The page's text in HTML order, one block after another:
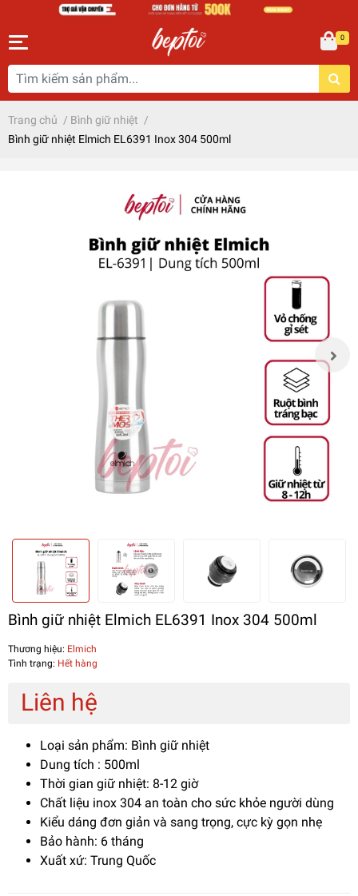
0
Trang chủ / Bình giữ nhiệt /
Bình giữ nhiệt Elmich EL6391 Inox 304 500ml
Bình giữ nhiệt Elmich EL6391 Inox 304 500ml
Thương hiệu: Elmich
Tình trạng: Hết hàng
Liên hệ
Loại sản phẩm: Bình giữ nhiệt
Dung tích : 500ml
Thời gian giữ nhiệt: 8-12 giờ
Chất liệu inox 304 an toàn cho sức khỏe người dùng
Kiểu dáng đơn giản và sang trọng, cực kỳ gọn nhẹ
Bảo hành: 6 tháng
Xuất xứ: Trung Quốc